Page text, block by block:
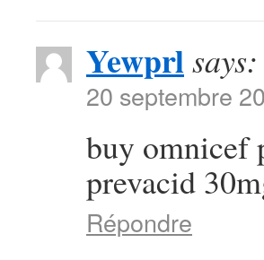
Yewprlsays:
20 septembre
buy omnicef
prevacid
Répondre